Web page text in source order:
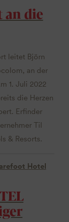
an die
leitet Björn
an der
1. Juli 2022
die Herzen
Erfinder
Til
& Resorts.
Hotel